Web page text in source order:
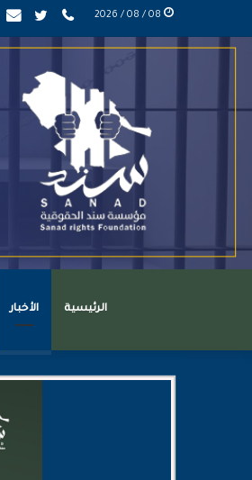
تويتر
عربي
phone
الرئيسية الأخبار